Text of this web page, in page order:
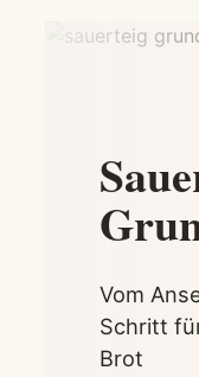
Vom
Schritt
Brot